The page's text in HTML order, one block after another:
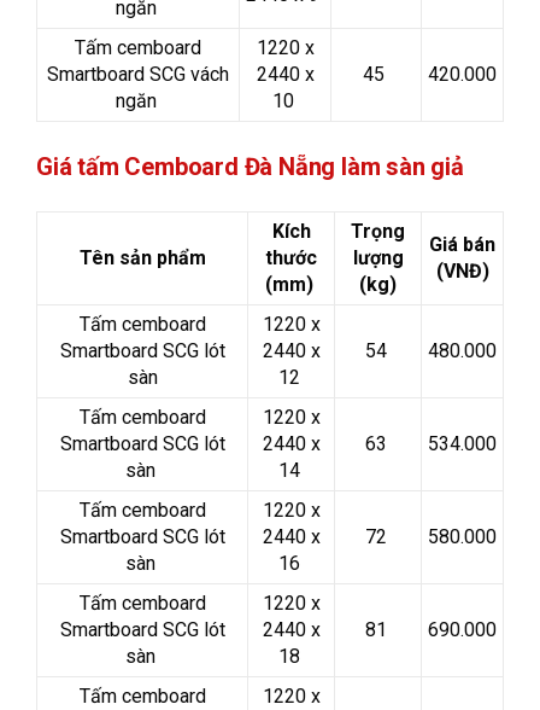
ngăn
Tấm cemboard
Smartboard SCG vách
ngăn
1220 x
2440 x
10
45 420.000
Giá tấm Cemboard Đà Nẵng làm sàn giả
Tên sản phẩm
Kích
thước
(mm)
Trọng
lượng
(kg)
Giá bán
(VNĐ)
Tấm cemboard
Smartboard SCG lót
sàn
1220 x
2440 x
12
54 480.000
Tấm cemboard
Smartboard SCG lót
sàn
1220 x
2440 x
14
63 534.000
Tấm cemboard
Smartboard SCG lót
sàn
1220 x
2440 x
16
72 580.000
Tấm cemboard
Smartboard SCG lót
sàn
1220 x
2440 x
18
81 690.000
Tấm cemboard
1220 x